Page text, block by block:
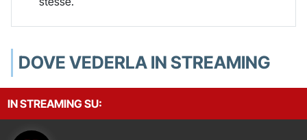
DOVE VEDERLA IN STREAMING
IN STREAMING SU: